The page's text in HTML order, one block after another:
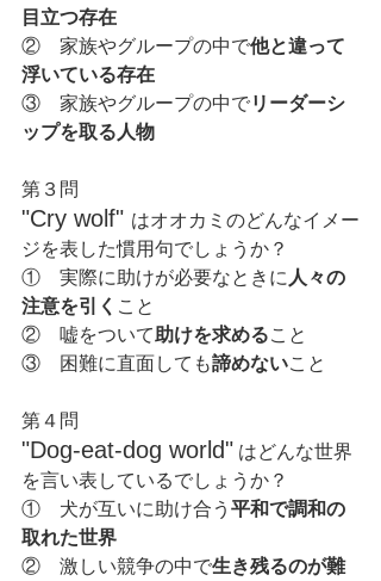
目立つ存在
②　家族やグループの中で他と違って
浮いている存在
③　家族やグループの中でリーダーシ
ップを取る人物
第３問
"Cry wolf" はオオカミのどんなイメー
ジを表した慣用句でしょうか？
①　実際に助けが必要なときに 人々の
注意を引く こと
②　嘘をついて助けを求めること
③　困難に直面しても諦めないこと
第４問
"Dog-eat-dog world" はどんな世界
を言い表しているでしょうか？
①　犬が互いに助け合う 平和で調和の
取れた世界
②　激しい競争の中で生き残るのが難